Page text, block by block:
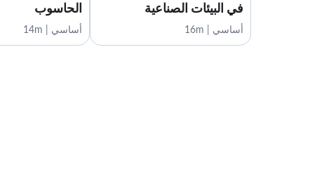
في البيئات الصناعية
أساسي | 16m
الحاسوب
أساسي | 14m